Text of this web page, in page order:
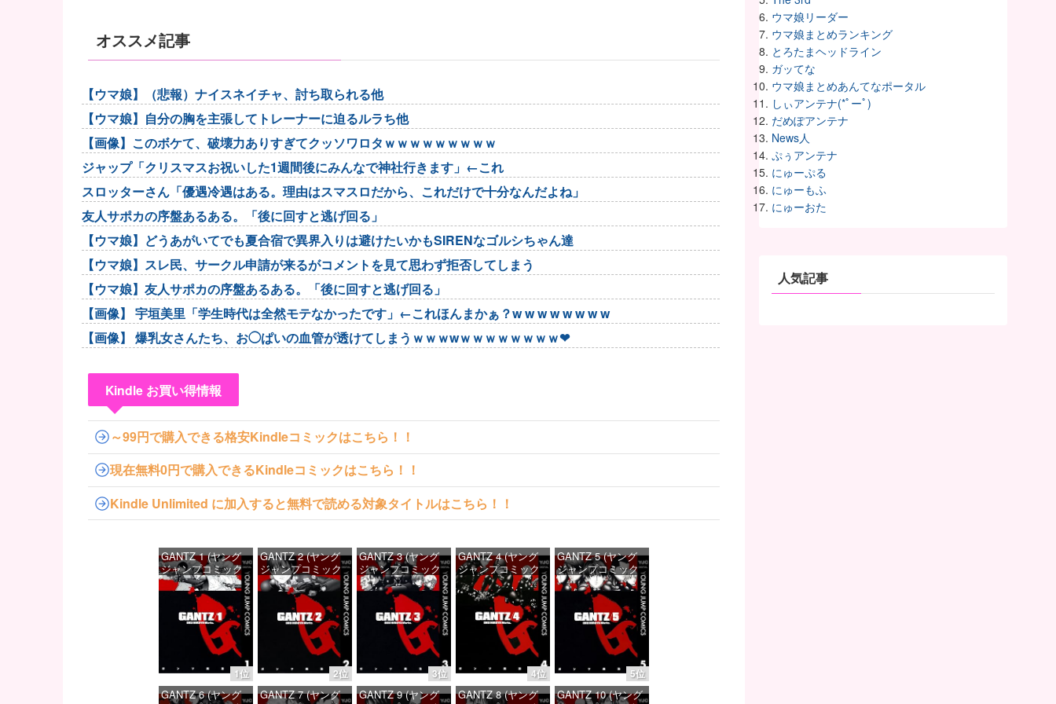
オススメ記事
【ウマ娘】（悲報）ナイスネイチャ、討ち取られる他
【ウマ娘】自分の胸を主張してトレーナーに迫るルラち他
【画像】このボケて、破壊力ありすぎてクッソワロタｗｗｗｗｗｗｗｗｗ
ジャップ「クリスマスお祝いした1週間後にみんなで神社行きます」←これ
スロッターさん「優遇冷遇はある。理由はスマスロだから、これだけで十分なんだよね」
友人サポカの序盤あるある。「後に回すと逃げ回る」
【ウマ娘】どうあがいてでも夏合宿で異界入りは避けたいかもSIRENなゴルシちゃん達
【ウマ娘】スレ民、サークル申請が来るがコメントを見て思わず拒否してしまう
【ウマ娘】友人サポカの序盤あるある。「後に回すと逃げ回る」
【画像】 宇垣美里「学生時代は全然モテなかったです」←これほんまかぁ？w w w w w w w w
【画像】 爆乳女さんたち、お◯ぱいの血管が透けてしまうｗｗｗwｗｗｗｗｗｗｗｗ❤
Kindle お買い得情報
～99円で購入できる格安Kindleコミックはこちら！！
現在無料0円で購入できるKindleコミックはこちら！！
Kindle Unlimited に加入すると無料で読める対象タイトルはこちら！！
1位
GANTZ 1 (ヤング
ジャンプコミック
スDIGITAL)
価格：¥100
2位
GANTZ 2 (ヤング
ジャンプコミック
スDIGITAL)
価格：¥100
3位
GANTZ 3 (ヤング
ジャンプコミック
スDIGITAL)
価格：¥100
4位
GANTZ 4 (ヤング
ジャンプコミック
スDIGITAL)
価格：¥100
5位
GANTZ 5 (ヤング
ジャンプコミック
スDIGITAL)
価格：¥100
GANTZ 6 (ヤング
GANTZ 7 (ヤング
GANTZ 9 (ヤング
GANTZ 8 (ヤング
GANTZ 10 (ヤング
ウマ娘リーダー
ウマ娘まとめランキング
とろたまヘッドライン
ガッてな
ウマ娘まとめあんてなポータル
しぃアンテナ(*ﾟーﾟ)
だめぽアンテナ
News人
ぷぅアンテナ
にゅーぷる
にゅーもふ
にゅーおた
人気記事